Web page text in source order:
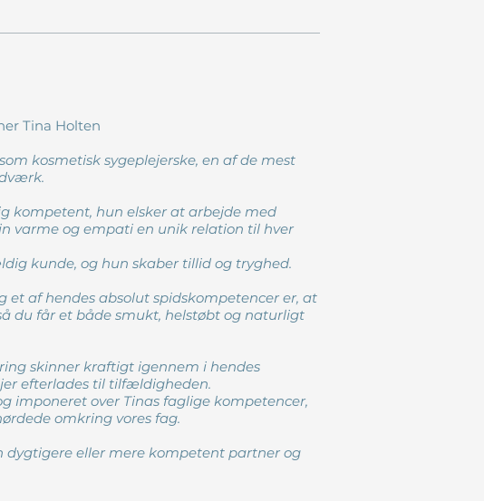
Tina Holten
kosmetisk sygeplejerske, en af de mest
kompetent, hun elsker at arbejde med
varme og empati en unik relation til hver
kunde, og hun skaber tillid og tryghed.
et af hendes absolut spidskompetencer er, at
du får et både smukt, helstøbt og naturligt
skinner kraftigt igennem i hendes
efterlades til tilfældigheden.
imponeret over Tinas faglige kompetencer,
omkring vores fag.
dygtigere eller mere kompetent partner og